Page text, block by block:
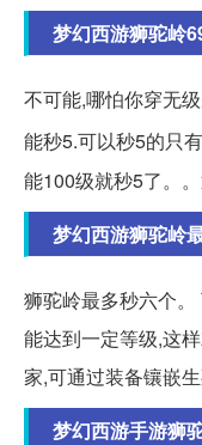
梦幻西游狮驼岭
不可能,哪怕你穿无
能秒5.可以秒5的只
能100级就秒5了。
梦幻西游狮驼岭
狮驼岭最多秒六个
能达到一定等级,这
家,可通过装备镶嵌
梦幻西游手游狮